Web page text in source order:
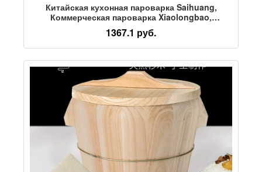
Китайская кухонная пароварка Saihuang,
Коммерческая пароварка Xiaolongbao,
электрическая пористая пароварка, готовящая
на пару Кантонские Дим-самы, настольная
пароварка
1367.1 руб.